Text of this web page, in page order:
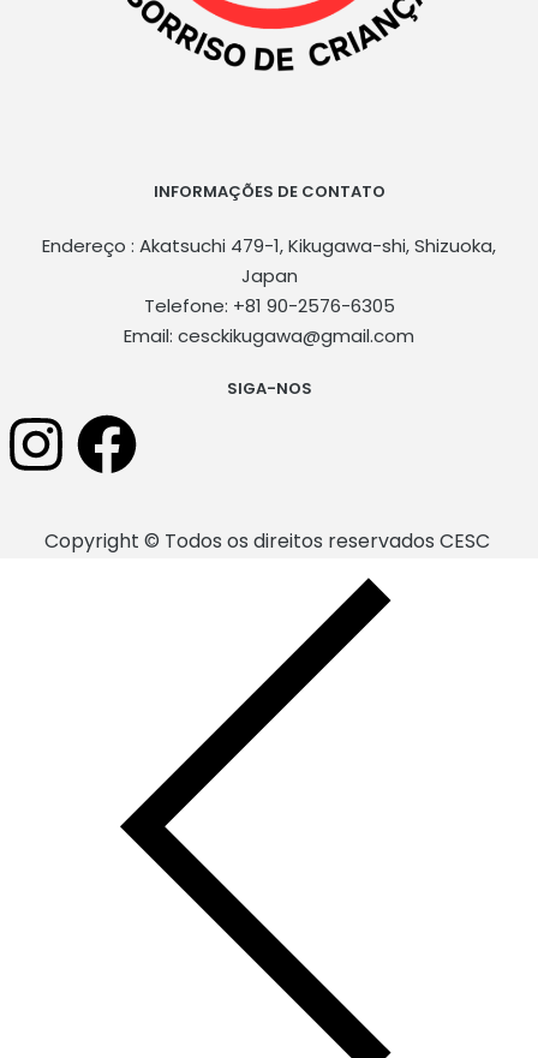
INFORMAÇÕES DE CONTATO
Endereço : Akatsuchi 479-1, Kikugawa-shi, Shizuoka,
Japan
Telefone: +81 90-2576-6305
Email: cesckikugawa@gmail.com
SIGA-NOS
Copyright © Todos os direitos reservados CESC